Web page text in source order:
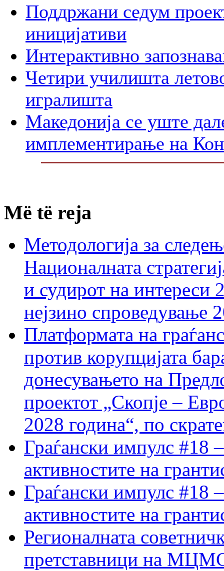
Поддржани седум
иницијативи
Интерактивно
Четири училишта
игралишта
Македонија се уште
имплементирање на
Më të reja
Методологија за
Националната
и судирот на интереси
нејзино спроведување
Платформата на
против корупцијата
донесувањето на
проектот „Скопје –
2028 година“, по
Граѓански импулс #18
активностите на
Граѓански импулс #18
активностите на
Регионалната
претставници на МЦМС